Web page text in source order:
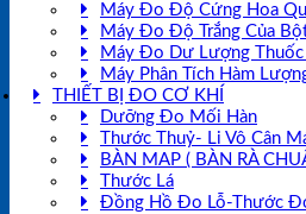
Máy Đo Độ Cứng Hoa
Máy Đo Độ Trắng Của
Máy Đo Dư Lượng Thuốc
Máy Phân Tích Hàm
THIẾT BỊ ĐO CƠ KHÍ
Dưỡng Đo Mối Hàn
Thước Thuỷ- Li Vô Cân
BÀN MAP ( BÀN RÀ
Thước Lá
Đồng Hồ Đo Lỗ-Thước